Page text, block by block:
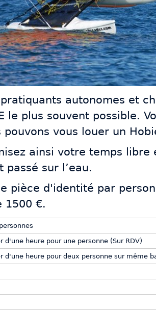
autonomes et
le plus souvent possible.
pouvons vous louer un
ainsi votre temps libre
passé sur l’eau.
pièce d'identité par
1500 €.
d'une heure pour une personne (Sur RDV)
d'une heure pour deux personne sur même